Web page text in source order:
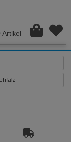
Artikel